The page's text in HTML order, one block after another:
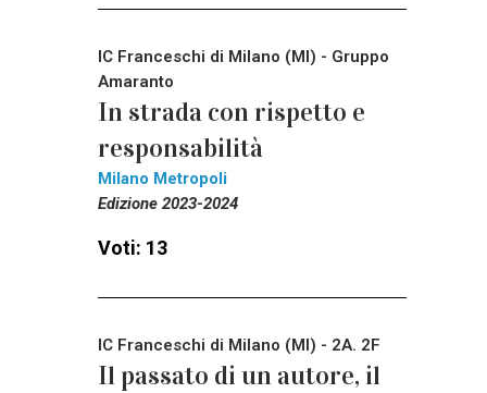
IC Franceschi di Milano (MI) - Gruppo
Amaranto
In strada con rispetto e
responsabilità
Milano Metropoli
Edizione 2023-2024
Voti: 13
IC Franceschi di Milano (MI) - 2A. 2F
Il passato di un autore, il